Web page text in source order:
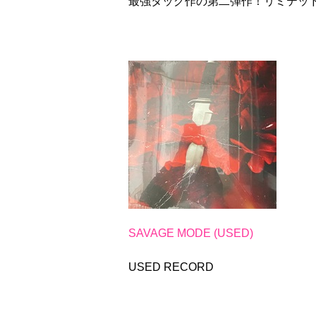
SAVAGE MODE (USED)
USED RECORD